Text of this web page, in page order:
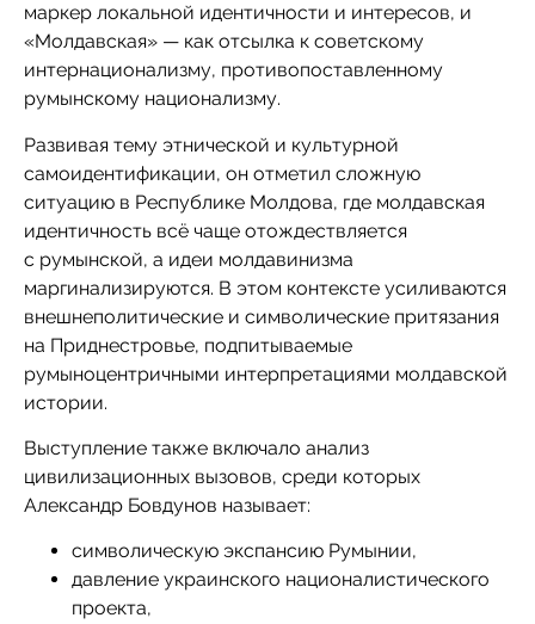
маркер локальной идентичности и интересов, и
«Молдавская» — как отсылка к советскому
интернационализму, противопоставленному
румынскому национализму.
Развивая тему этнической и культурной
самоидентификации, он отметил сложную
ситуацию в Республике Молдова, где молдавская
идентичность всё чаще отождествляется
с румынской, а идеи молдавинизма
маргинализируются. В этом контексте усиливаются
внешнеполитические и символические притязания
на Приднестровье, подпитываемые
румыноцентричными интерпретациями молдавской
истории.
Выступление также включало анализ
цивилизационных вызовов, среди которых
Александр Бовдунов называет:
символическую экспансию Румынии,
давление украинского националистического
проекта,